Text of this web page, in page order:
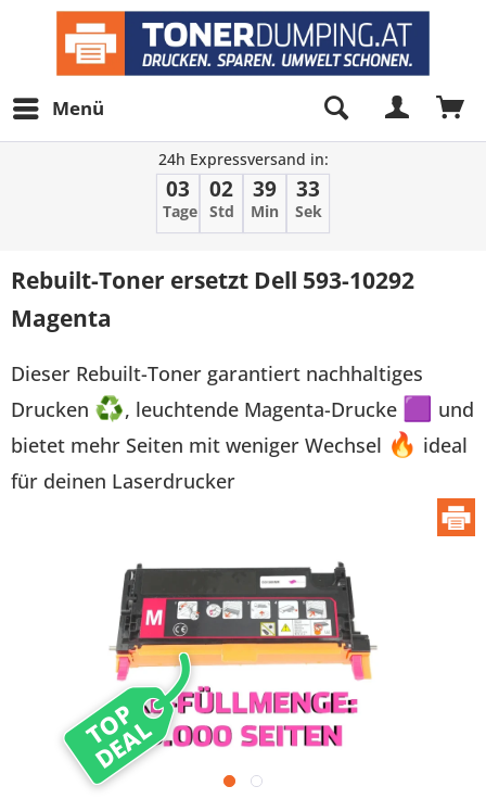
Menü
24h Expressversand in:
03
Tage
02
Std
39
Min
33
Sek
Rebuilt-Toner ersetzt Dell 593-10292
Magenta
Dieser Rebuilt-Toner garantiert nachhaltiges
Drucken ♻, leuchtende Magenta-Drucke 🟪
und
bietet mehr Seiten mit weniger Wechsel 🔥 ideal
für deinen Laserdrucker
TOP
DEAL